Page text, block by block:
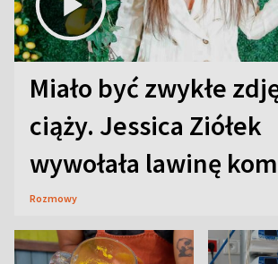
Miało być zwykłe
ciąży. Jessica Ziółek
wywołała lawinę
Rozmowy